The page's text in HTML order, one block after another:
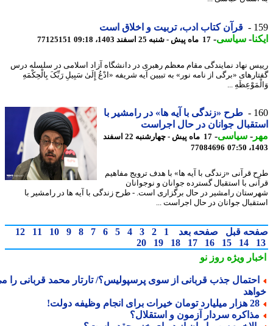
قرآن کتاب ادب، تربیت و اخلاق است
-سیاسی-17 ماه پیش - شنبه 25 اسفند 1403، 09:18 77125151
نهاد نمایندگی مقام معظم رهبری در دانشگاه آزاد اسلامی در سلسله درس
«برگی از نامه نور» به تبیین آیه شریفه «ادْعُ إِلَیٰ سَبِیلِ رَبِّکَ بِالْحِکْمَهِ
...
طرح «زندگی با آیه ها» در رامشیر با
جوانان در حال اجراست
-سیاسی-
17 ماه پیش - چهارشنبه 22 اسفند
77084696
قرآنی «زندگی با آیه ها» با هدف ترویج مفاهیم
با استقبال گسترده جوانان و نوجوانان
رامشیر در حال برگزاری است. - طرح زندگی با آیه ها در رامشیر با
جوانان در حال اجراست ...
قبل صفحه بعد 1
2
3
4
5
6
7
8
9
10
11
12
14
15
16
17
18
19
20
ویژهروز نو
جذب قربانی از سوی پرسپولیس؟/ تارتار محمد قربانی را می
تومان خیرات برای انجام وظیفه دولت!
سردار آزمون و استقلال؟